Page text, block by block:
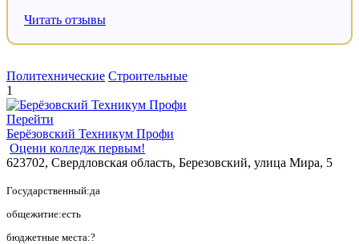
Читать отзывы
Политехнические Строительные
1
Перейти
Берёзовский Техникум Профи
Оцени колледж первым!
623702, Свердловская область, Березовский, улица Мира, 5
Государственный:да
общежитие:есть
бюджетные места:?